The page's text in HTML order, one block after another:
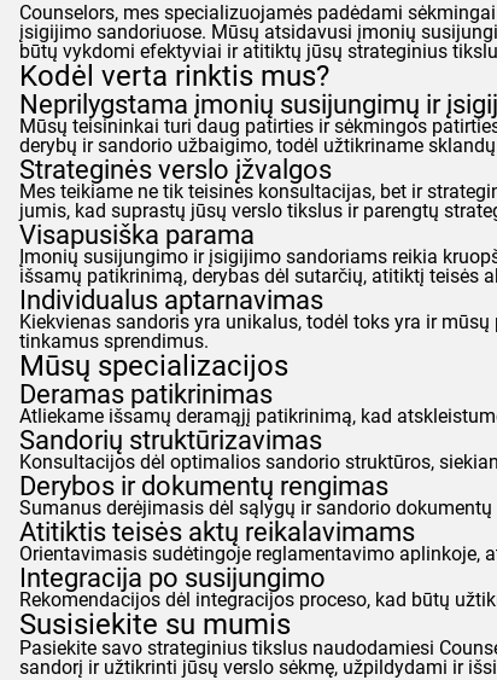
Counselors, mes specializuojamės padėdami
įsigijimo sandoriuose. Mūsų atsidavusi įmonių
būtų vykdomi efektyviai ir atitiktų jūsų strateginius
Kodėl verta rinktis mus?
Neprilygstama įmonių susijungimų ir
Mūsų teisininkai turi daug patirties ir sėkmingos
derybų ir sandorio užbaigimo, todėl užtikriname
Strateginės verslo įžvalgos
Mes teikiame ne tik teisines konsultacijas, bet ir
jumis, kad suprastų jūsų verslo tikslus ir parengtų
Visapusiška parama
Įmonių susijungimo ir įsigijimo sandoriams reikia
išsamų patikrinimą, derybas dėl sutarčių, atitiktį teisės
Individualus aptarnavimas
Kiekvienas sandoris yra unikalus, todėl toks yra ir
tinkamus sprendimus.
Mūsų specializacijos
Deramas patikrinimas
Atliekame išsamų deramąjį patikrinimą, kad
Sandorių struktūrizavimas
Konsultacijos dėl optimalios sandorio struktūros,
Derybos ir dokumentų rengimas
Sumanus derėjimasis dėl sąlygų ir sandorio
Atitiktis teisės aktų reikalavimams
Orientavimasis sudėtingoje reglamentavimo
Integracija po susijungimo
Rekomendacijos dėl integracijos proceso, kad būtų
Susisiekite su mumis
Pasiekite savo strateginius tikslus naudodamiesi
sandorį ir užtikrinti jūsų verslo sėkmę, užpildydami ir